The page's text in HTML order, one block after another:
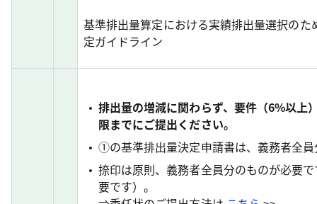
基準排出量算定における実績排出量選択の
定ガイドライン
排出量の増減に関わらず、要件（6%以上
限までにご提出ください。
①の基準排出量決定申請書は、義務者全
捺印は原則、義務者全員分のものが必要
要です）。